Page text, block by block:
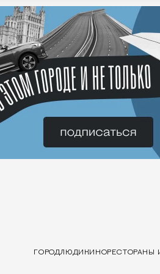
ГОРОДЛЮДИ КИНОРЕСТОРАНЫ